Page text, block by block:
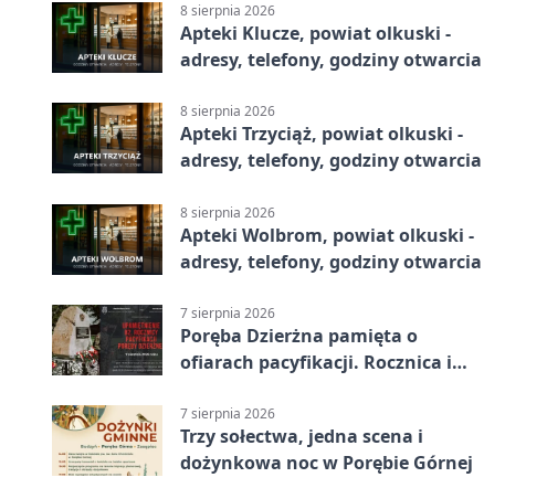
8 sierpnia 2026
Apteki Klucze, powiat olkuski -
adresy, telefony, godziny otwarcia
8 sierpnia 2026
Apteki Trzyciąż, powiat olkuski -
adresy, telefony, godziny otwarcia
8 sierpnia 2026
Apteki Wolbrom, powiat olkuski -
adresy, telefony, godziny otwarcia
7 sierpnia 2026
Poręba Dzierżna pamięta o
ofiarach pacyfikacji. Rocznica i
7 sierpnia 2026
Trzy sołectwa, jedna scena i
dożynkowa noc w Porębie Górnej